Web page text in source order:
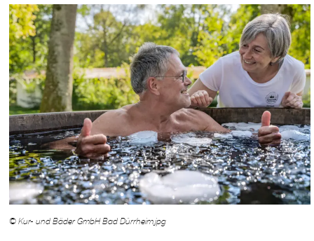
© Kur- und Bäder GmbH Bad Dürrheim.jpg